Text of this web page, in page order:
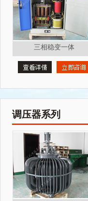
三相稳变一体
调压器系列